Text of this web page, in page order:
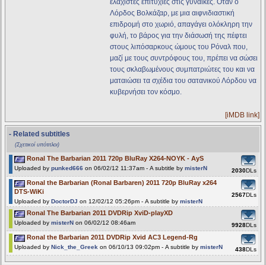
ελάχιστες επιτυχίες στις γυναίκες. Όταν ο
Λόρδος Βολκάζαρ, με μια αιφνιδιαστική
επιδρομή στο χωριό, απαγάγει ολόκληρη την
φυλή, το βάρος για την διάσωσή της πέφτει
στους λιπόσαρκους ώμους του Ρόναλ που,
μαζί με τους συντρόφους του, πρέπει να σώσει
τους σκλαβωμένους συμπατριώτες του και να
ματαιώσει τα σχέδια του σατανικού Λόρδου να
κυβερνήσει τον κόσμο.
[iMDB link]
- Related subtitles
(Σχετικοί υπότιτλοι)
Ronal The Barbarian 2011 720p BluRay X264-NOYK - AyS
Uploaded by punked666 on 06/02/12 11:37am - A subtitle by misterN 2030DLs
Ronal the Barbarian (Ronal Barbaren) 2011 720p BluRay x264
DTS-WiKi
Uploaded by DoctorDJ on 12/02/12 05:26pm - A subtitle by misterN
2567DLs
Ronal The Barbarian 2011 DVDRip XviD-playXD
Uploaded by misterN on 06/02/12 08:46am 9928DLs
Ronal the Barbarian 2011 DVDRip Xvid AC3 Legend-Rg
Uploaded by Nick_the_Greek on 06/10/13 09:02pm - A subtitle by misterN 438DLs